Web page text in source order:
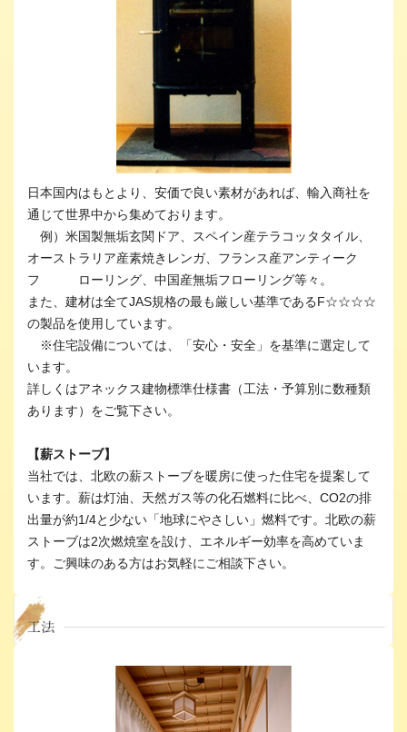
日本国内はもとより、安価で良い素材があれば、輸入商社を
通じて世界中から集めております。
例）米国製無垢玄関ドア、スペイン産テラコッタタイル、
オーストラリア産素焼きレンガ、フランス産アンティーク
フ ローリング、中国産無垢フローリング等々。
また、建材は全てJAS規格の最も厳しい基準であるF☆☆☆☆
の製品を使用しています。
※住宅設備については、「安心・安全」を基準に選定して
います。
詳しくはアネックス建物標準仕様書（工法・予算別に数種類
あります）をご覧下さい。
【薪ストーブ】
当社では、北欧の薪ストーブを暖房に使った住宅を提案して
います。薪は灯油、天然ガス等の化石燃料に比べ、CO2の排
出量が約1/4と少ない「地球にやさしい」燃料です。北欧の薪
ストーブは2次燃焼室を設け、エネルギー効率を高めていま
す。ご興味のある方はお気軽にご相談下さい。